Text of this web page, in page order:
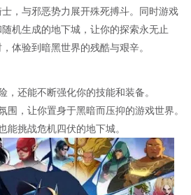
，与邪恶势力展开殊死搏斗。同时游戏
机生成的地下城，让你的探索永无止
体验到暗黑世界的残酷与艰辛。
，还能不断强化你的技能和装备。
围，让你置身于黑暗而压抑的游戏世界。
能挑战危机四伏的地下城。